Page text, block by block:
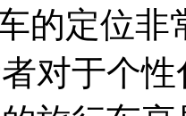
的定位非
对于个